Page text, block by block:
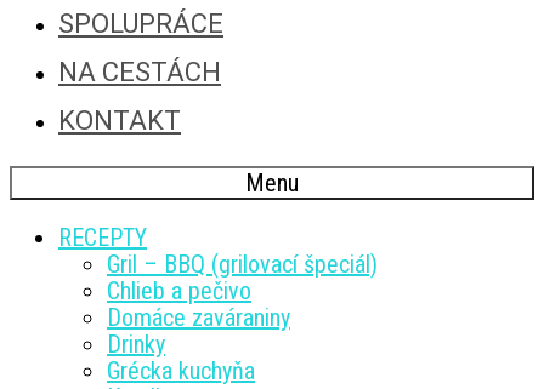
SPOLUPRÁCE
NA CESTÁCH
KONTAKT
Menu
RECEPTY
Gril – BBQ (grilovací špeciál)
Chlieb a pečivo
Domáce zaváraniny
Drinky
Grécka kuchyňa